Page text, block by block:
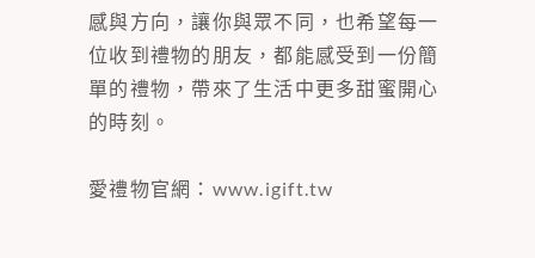
感與方向，讓你與眾不同，也希望每一
位收到禮物的朋友，都能感受到一份簡
單的禮物，帶來了生活中更多甜蜜開心
的時刻。
愛禮物官網： www.igift.tw